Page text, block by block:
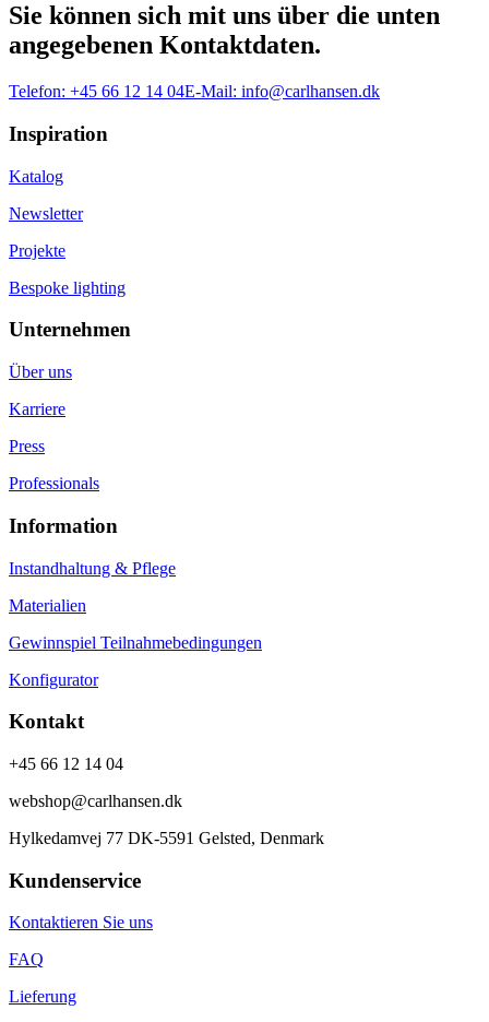
Sie können sich mit uns über die unten
angegebenen Kontaktdaten.
Telefon: +45 66 12 14 04E-Mail: info@carlhansen.dk
Inspiration
Katalog
Newsletter
Projekte
Bespoke lighting
Unternehmen
Über uns
Karriere
Press
Professionals
Information
Instandhaltung & Pflege
Materialien
Gewinnspiel Teilnahmebedingungen
Konfigurator
Kontakt
+45 66 12 14 04
webshop@carlhansen.dk
Hylkedamvej 77 DK-5591 Gelsted, Denmark
Kundenservice
Kontaktieren Sie uns
FAQ
Lieferung